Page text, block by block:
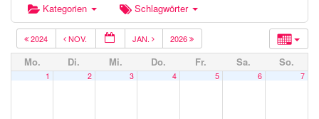
Kategorien Schlagwörter
2024 NOV. JAN. 2026
Mo. Di. Mi. Do. Fr. Sa. So.
1 2 3 4 5 6 7